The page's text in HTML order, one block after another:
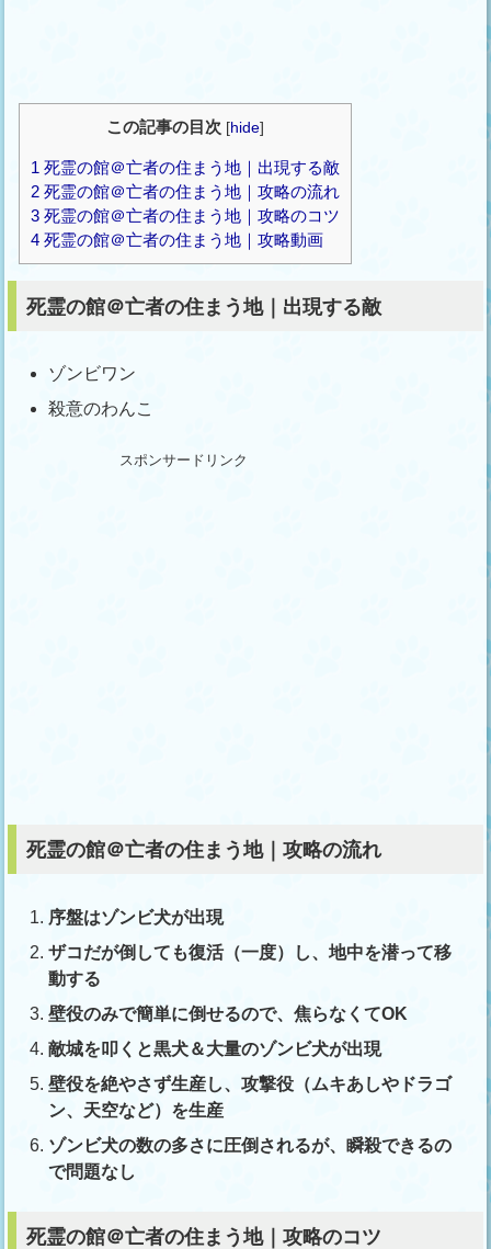
この記事の目次 [hide]
1 死霊の館＠亡者の住まう地｜出現する敵
2 死霊の館＠亡者の住まう地｜攻略の流れ
3 死霊の館＠亡者の住まう地｜攻略のコツ
4 死霊の館＠亡者の住まう地｜攻略動画
死霊の館＠亡者の住まう地｜出現する敵
ゾンビワン
殺意のわんこ
スポンサードリンク
死霊の館＠亡者の住まう地｜攻略の流れ
序盤はゾンビ犬が出現
ザコだが倒しても復活（一度）し、地中を潜って移
動する
壁役のみで簡単に倒せるので、焦らなくてOK
敵城を叩くと黒犬＆大量のゾンビ犬が出現
壁役を絶やさず生産し、攻撃役（ムキあしやドラゴ
ン、天空など）を生産
ゾンビ犬の数の多さに圧倒されるが、瞬殺できるの
で問題なし
死霊の館＠亡者の住まう地｜攻略のコツ